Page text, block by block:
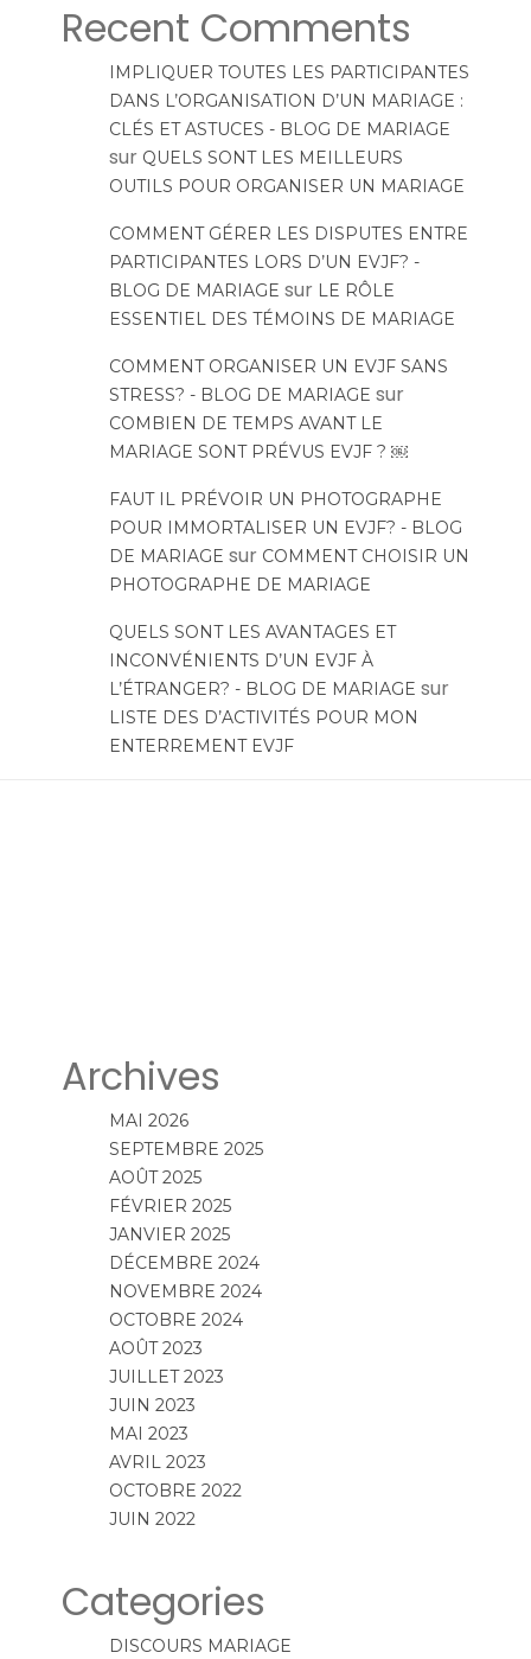
Recent Comments
IMPLIQUER TOUTES LES PARTICIPANTES
DANS L’ORGANISATION D’UN MARIAGE :
CLÉS ET ASTUCES - BLOG DE MARIAGE
sur QUELS SONT LES MEILLEURS
OUTILS POUR ORGANISER UN MARIAGE
COMMENT GÉRER LES DISPUTES ENTRE
PARTICIPANTES LORS D’UN EVJF? -
BLOG DE MARIAGE sur LE RÔLE
ESSENTIEL DES TÉMOINS DE MARIAGE
COMMENT ORGANISER UN EVJF SANS
STRESS? - BLOG DE MARIAGE sur
COMBIEN DE TEMPS AVANT LE
MARIAGE SONT PRÉVUS EVJF ? ￼
FAUT IL PRÉVOIR UN PHOTOGRAPHE
POUR IMMORTALISER UN EVJF? - BLOG
DE MARIAGE sur COMMENT CHOISIR UN
PHOTOGRAPHE DE MARIAGE
QUELS SONT LES AVANTAGES ET
INCONVÉNIENTS D’UN EVJF À
L’ÉTRANGER? - BLOG DE MARIAGE sur
LISTE DES D’ACTIVITÉS POUR MON
ENTERREMENT EVJF
Archives
MAI 2026
SEPTEMBRE 2025
AOÛT 2025
FÉVRIER 2025
JANVIER 2025
DÉCEMBRE 2024
NOVEMBRE 2024
OCTOBRE 2024
AOÛT 2023
JUILLET 2023
JUIN 2023
MAI 2023
AVRIL 2023
OCTOBRE 2022
JUIN 2022
Categories
DISCOURS MARIAGE